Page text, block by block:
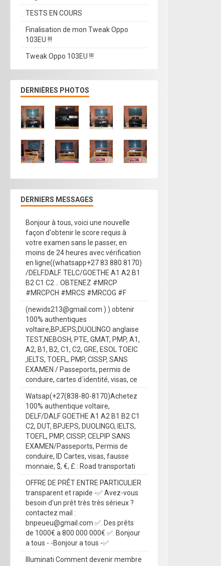
TESTS EN COURS
Finalisation de mon Tweak Oppo
103EU !!!
Tweak Oppo 103EU !!!
DERNIÈRES PHOTOS
DERNIERS MESSAGES
Bonjour à tous, voici une nouvelle
façon d'obtenir le score requis à
votre examen sans le passer, en
moins de 24 heures avec vérification
en ligne((whatsapp+27 83 880 8170)
/DELF.DALF. TELC/GOETHE A1 A2 B1
B2 C1 C2 .. OBTENEZ #MRCP
#MRCPCH #MRCS #MRCOG #F
(newids213@gmail.com ) ) obtenir
100% authentiques
voltaire,BPJEPS,DUOLINGO anglaise
TEST,NEBOSH, PTE, GMAT, PMP, A1,
A2, B1, B2, C1, C2, GRE, ESOL TOEIC
,IELTS, TOEFL, PMP, CISSP, SANS
EXAMEN / Passeports, permis de
conduire, cartes d´identité, visas, ce
Watsap(+27(838-80-8170)Achetez
100% authentique voltaire,
DELF/DALF GOETHE A1 A2 B1 B2 C1
C2, DUT, BPJEPS, DUOLINGO, IELTS,
TOEFL, PMP, CISSP, CELPIP SANS
EXAMEN/Passeports, Permis de
conduire, ID Cartes, visas, fausse
monnaie, $, €, £ : Road transportati
OFFRE DE PRÊT ENTRE PARTICULIER
transparent et rapide -✅ Avez-vous
besoin d'un prêt très très sérieux ?
contactez mail :
bnpeueu@gmail.com ✅. Des prêts
de 1000€ a 800 000 000€ ✅. Bonjour
a tous - -Bonjour a tous -✅
Illuminati Comment devenir membre